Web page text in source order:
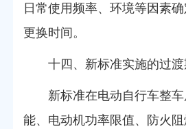
日常使用频率、环境等因素
更换时间。
十四、新标准实施的过
新标准在电动自行车整
能、电动机功率限值、防火阻